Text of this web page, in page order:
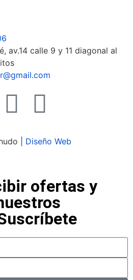
av.14 calle 9 y 11 diagonal al
| Diseño Web
ofertas y